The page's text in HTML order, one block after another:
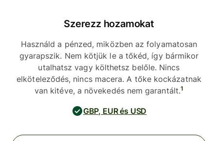
Szerezz hozamokat
Használd a pénzed, miközben az folyamatosan
gyarapszik. Nem kötjük le a tőkéd, így bármikor
utalhatsz vagy költhetsz belőle. Nincs
elköteleződés, nincs macera. A tőke kockázatnak
van kitéve, a növekedés nem garantált.1
GBP, EUR és USD